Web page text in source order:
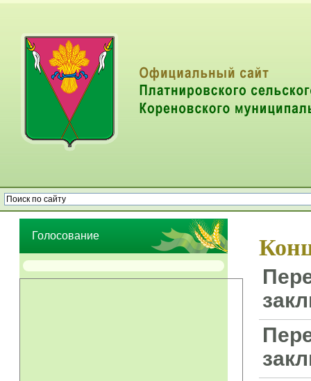
Голосование